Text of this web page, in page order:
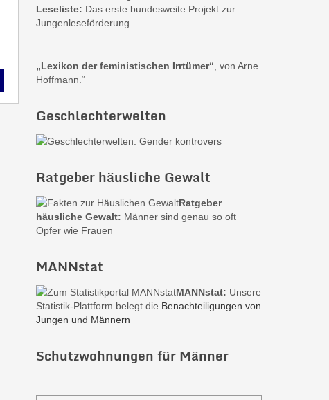
Leseliste: Das erste bundesweite Projekt zur
Jungenleseförderung
„Lexikon der feministischen Irrtümer“ , von Arne
Hoffmann.“
Geschlechterwelten
Ratgeber häusliche Gewalt
Ratgeber
häusliche Gewalt: Männer sind genau so oft
Opfer wie Frauen
MANNstat
MANNstat: Unsere
Statistik-Plattform belegt die Benachteiligungen von
Jungen und Männern
Schutzwohnungen für Männer